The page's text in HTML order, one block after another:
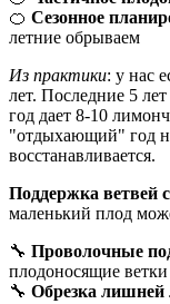
🍊 Сезонное
летние обрываем
Из практики: у нас
лет. Последние 5
год дает 8-10
"отдыхающий" год
восстанавливается.
Поддержка ветвей
маленький плод
🔧 Проволочные
плодоносящие ветки
🔧 Обрезка лишней